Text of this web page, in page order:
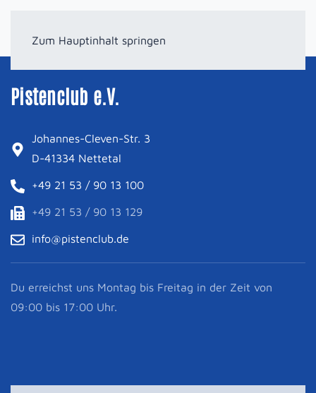
Zum Hauptinhalt springen
Pistenclub e.V.
Johannes-Cleven-Str. 3
D-41334 Nettetal
+49 21 53 / 90 13 100
+49 21 53 / 90 13 129
info@pistenclub.de
Du erreichst uns Montag bis Freitag in der Zeit von
09:00 bis 17:00 Uhr.